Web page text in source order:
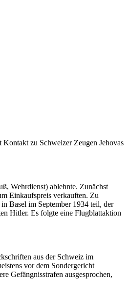
zu Schweizer Zeugen Jehovas
Wehrdienst) ablehnte. Zunächst
Einkaufspreis verkauften. Zu
Basel im September 1934 teil, der
Hitler. Es folgte eine Flugblattaktion
aus der Schweiz im
vor dem Sondergericht
Gefängnisstrafen ausgesprochen,